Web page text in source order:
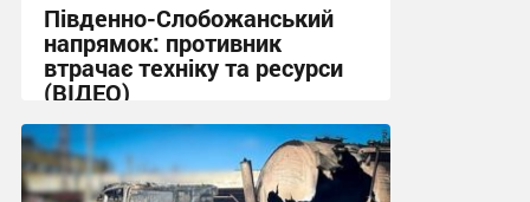
Південно-Слобожанський
напрямок: противник
втрачає техніку та ресурси
(ВІДЕО)
11:53 сьогодні